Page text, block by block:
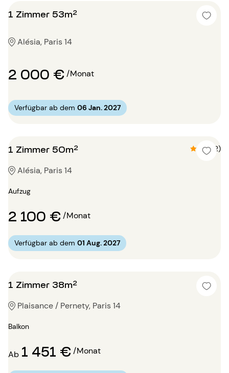
1 Zimmer 53m²
Alésia, Paris 14
2 000 €/Monat
Verfügbar ab dem 06 Jan. 2027
1 Zimmer 50m² 4.5 (2)
Alésia, Paris 14
Aufzug
2 100 €/Monat
Verfügbar ab dem 01 Aug. 2027
1 Zimmer 38m²
Plaisance / Pernety, Paris 14
Balkon
Ab 1 451 €/Monat